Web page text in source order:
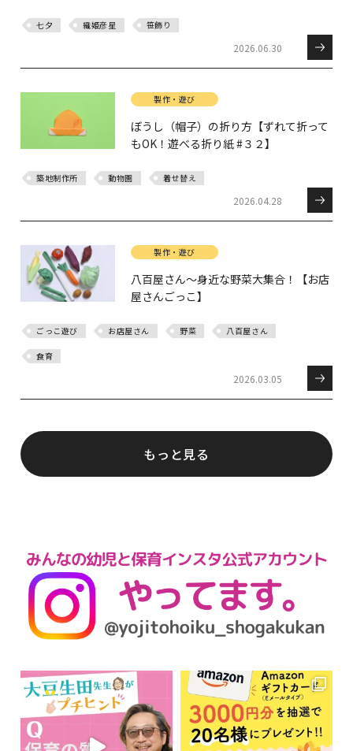
七夕 織姫彦星 笹飾り
2026.06.30
製作・遊び
ぼうし（帽子）の折り方【ずれて折って
もOK！遊べる折り紙 #３２】
築地制作所 動物園 着せ替え
2026.04.28
製作・遊び
八百屋さん～身近な野菜大集合！【お店
屋さんごっこ】
ごっこ遊び お店屋さん 野菜 八百屋さん
食育
2026.03.05
もっと見る